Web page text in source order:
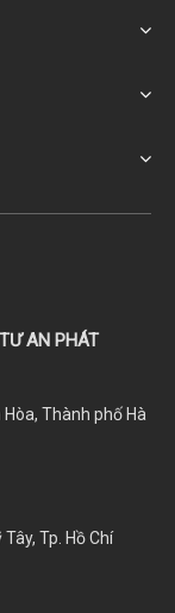
AN PHÁT
Thành phố Hà
Tp. Hồ Chí